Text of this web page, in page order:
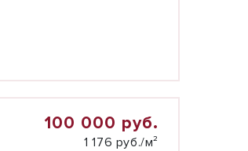
100 000 руб.
1 176 руб./м²